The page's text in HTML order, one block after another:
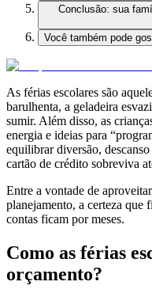
Conclusão: sua
Você também pode
As férias escolares são
barulhenta, a geladeira
sumir. Além disso, as
energia e ideias para
equilibrar diversão,
cartão de crédito sobreviva
Entre a vontade de
planejamento, a certeza que
contas ficam por meses.
Como as férias
orçamento?